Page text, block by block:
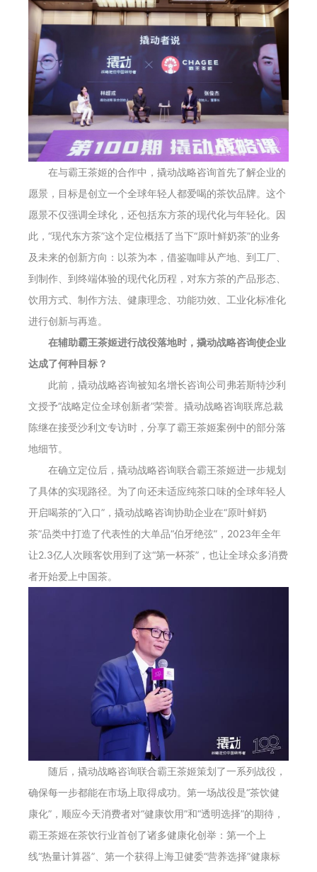
在与霸王茶姬的合作中，撬动战略咨询首先了解企业的
愿景，目标是创立一个全球年轻人都爱喝的茶饮品牌。这个
愿景不仅强调全球化，还包括东方茶的现代化与年轻化。因
此，“现代东方茶”这个定位概括了当下“原叶鲜奶茶”的业务
及未来的创新方向：以茶为本，借鉴咖啡从产地、到工厂、
到制作、到终端体验的现代化历程，对东方茶的产品形态、
饮用方式、制作方法、健康理念、功能功效、工业化标准化
进行创新与再造。
在辅助霸王茶姬进行战役落地时，撬动战略咨询使企业
达成了何种目标？
此前，撬动战略咨询被知名增长咨询公司弗若斯特沙利
文授予“战略定位全球创新者”荣誉。撬动战略咨询联席总裁
陈继在接受沙利文专访时，分享了霸王茶姬案例中的部分落
地细节。
在确立定位后，撬动战略咨询联合霸王茶姬进一步规划
了具体的实现路径。为了向还未适应纯茶口味的全球年轻人
开启喝茶的“入口”，撬动战略咨询协助企业在“原叶鲜奶
茶”品类中打造了代表性的大单品“伯牙绝弦”，2023年全年
让2.3亿人次顾客饮用到了这“第一杯茶”，也让全球众多消费
者开始爱上中国茶。
随后，撬动战略咨询联合霸王茶姬策划了一系列战役，
确保每一步都能在市场上取得成功。第一场战役是“茶饮健
康化”，顺应今天消费者对“健康饮用”和“透明选择”的期待，
霸王茶姬在茶饮行业首创了诸多健康化创举：第一个上
线“热量计算器”、第一个获得上海卫健委“营养选择”健康标